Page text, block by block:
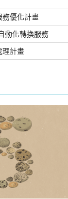
務優化計畫
動化轉換服務
理計畫